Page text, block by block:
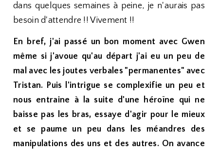
dans quelques semaines à peine, je n'aurais pas
besoin d'attendre !! Vivement !!
En bref, j'ai passé un bon moment avec Gwen
même si j'avoue qu'au départ j'ai eu un peu de
mal avec les joutes verbales "permanentes" avec
Tristan. Puis l'intrigue se complexifie un peu et
nous entraine à la suite d'une héroïne qui ne
baisse pas les bras, essaye d'agir pour le mieux
et se paume un peu dans les méandres des
manipulations des uns et des autres. On avance